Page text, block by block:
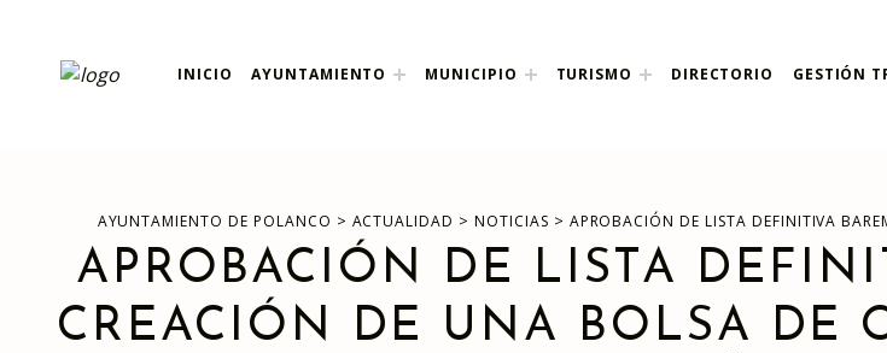
ayuntamiento de polanco
AYUNTAMIENTO DE POLANCO INICIO AYUNTAMIENTO MUNICIPIO TURISMO DIRECTORIO GESTIÓN
AYUNTAMIENTO DE POLANCO > ACTUALIDAD >NOTICIAS > APROBACIÓN DE LISTA DEFINITIVA
APROBACIÓN DE LISTA
CREACIÓN DE UNA BOLSA DE